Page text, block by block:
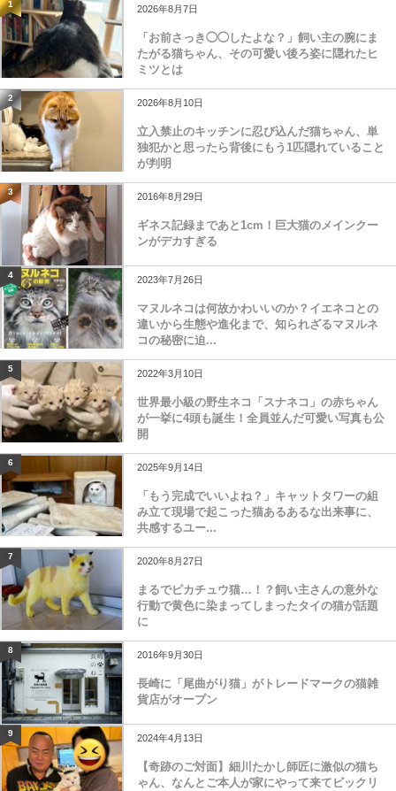
1 2026年8月7日
「お前さっき◯◯したよな？」飼い主の腕にま
たがる猫ちゃん、その可愛い後ろ姿に隠れたヒ
ミツとは
2 2026年8月10日
立入禁止のキッチンに忍び込んだ猫ちゃん、単
独犯かと思ったら背後にもう1匹隠れていること
が判明
3 2016年8月29日
ギネス記録まであと1cm！巨大猫のメインクー
ンがデカすぎる
4 2023年7月26日
マヌルネコは何故かわいいのか？イエネコとの
違いから生態や進化まで、知られざるマヌルネ
コの秘密に迫...
5 2022年3月10日
世界最小級の野生ネコ「スナネコ」の赤ちゃん
が一挙に4頭も誕生！全員並んだ可愛い写真も公
開
6 2025年9月14日
「もう完成でいいよね？」キャットタワーの組
み立て現場で起こった猫あるあるな出来事に、
共感するユー...
7 2020年8月27日
まるでピカチュウ猫…！？飼い主さんの意外な
行動で黄色に染まってしまったタイの猫が話題
に
8 2016年9月30日
長崎に「尾曲がり猫」がトレードマークの猫雑
貨店がオープン
9 2024年4月13日
【奇跡のご対面】細川たかし師匠に激似の猫ち
ゃん、なんとご本人が家にやって来てビックリ